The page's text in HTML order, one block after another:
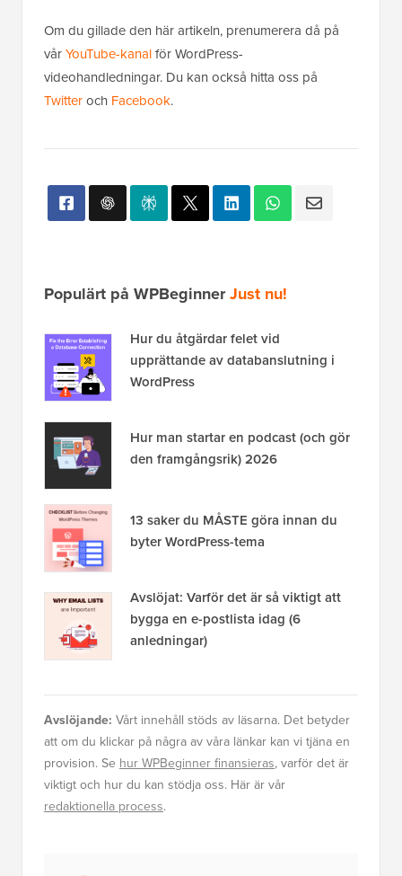
Om du gillade den här artikeln, prenumerera då på
vårYouTube-kanalför WordPress-
videohandledningar. Du kan också hitta oss på
Twitteroch Facebook.
Populärt på WPBeginnerJust nu!
Hur du åtgärdar felet vid
upprättande av databanslutning i
WordPress
Hur man startar en podcast (och gör
den framgångsrik) 2026
13 saker du MÅSTE göra innan du
byter WordPress-tema
Avslöjat: Varför det är så viktigt att
bygga en e-postlista idag (6
anledningar)
Avslöjande: Vårt innehåll stöds av läsarna. Det betyder
att om du klickar på några av våra länkar kan vi tjäna en
provision. Se hur WPBeginner finansieras, varför det är
viktigt och hur du kan stödja oss. Här är vår
redaktionella process.